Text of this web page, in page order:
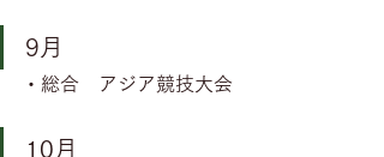
9月
・総合　アジア競技大会
10月